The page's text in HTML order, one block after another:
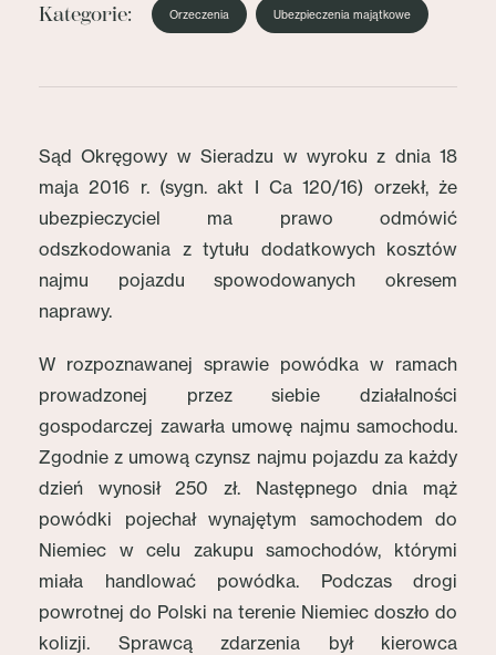
Kategorie: Orzeczenia Ubezpieczenia majątkowe
Sąd Okręgowy w Sieradzu w wyroku z dnia 18
maja 2016 r. (sygn. akt I Ca 120/16) orzekł, że
ubezpieczyciel ma prawo odmówić
odszkodowania z tytułu dodatkowych kosztów
najmu pojazdu spowodowanych okresem
naprawy.
W rozpoznawanej sprawie powódka w ramach
prowadzonej przez siebie działalności
gospodarczej zawarła umowę najmu samochodu.
Zgodnie z umową czynsz najmu pojazdu za każdy
dzień wynosił 250 zł. Następnego dnia mąż
powódki pojechał wynajętym samochodem do
Niemiec w celu zakupu samochodów, którymi
miała handlować powódka. Podczas drogi
powrotnej do Polski na terenie Niemiec doszło do
kolizji. Sprawcą zdarzenia był kierowca